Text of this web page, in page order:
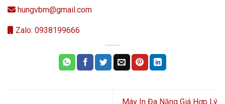
hungvbm@gmail.com
Zalo: 0938199666
Máy In Đa Năng Giá Hợp Lý